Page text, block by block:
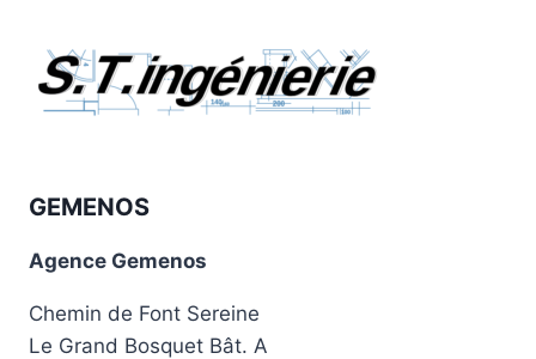
GEMENOS
Agence Gemenos
Chemin de Font Sereine
Le Grand Bosquet Bât. A